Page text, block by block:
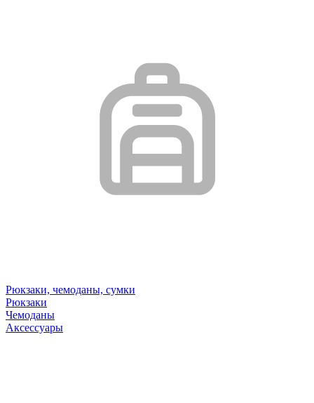
Рюкзаки, чемоданы, сумки
Рюкзаки
Чемоданы
Аксессуары